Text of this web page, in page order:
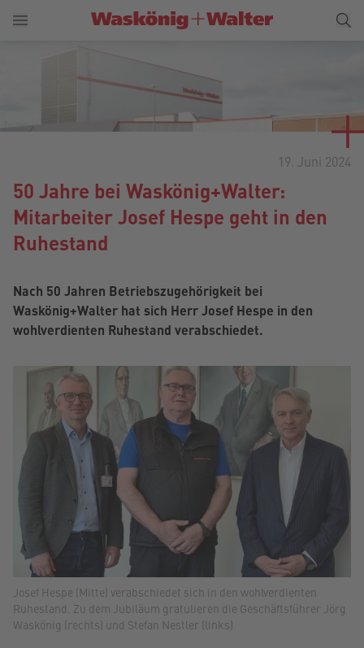
19. Juni 2024
50 Jahre bei Waskönig+Walter:
Mitarbeiter Josef Hespe geht in den
Ruhestand
Nach 50 Jahren Betriebszugehörigkeit bei
Waskönig+Walter hat sich Herr Josef Hespe in den
wohlverdienten Ruhestand verabschiedet.
Josef Hespe (Mitte) verabschiedet sich in den wohlverdienten
Ruhestand. Zu dem Jubiläum gratulieren die Geschäftsführer Jörg
Waskönig (rechts) und Stefan Nestler (links)